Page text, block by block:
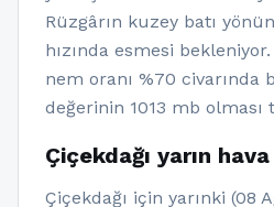
Rüzgârın kuzey batı
hızında esmesi
nem oranı %70 civarında
değerinin 1013 mb olması
Çiçekdağı yarın
Çiçekdağı için yarınki (08